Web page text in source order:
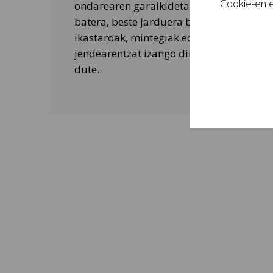
ondarearen garaikidetasuna
batera, beste jarduera batzuk ere egiten
ikastaroak, mintegiak edo tailer
jendearentzat izango dira eta bisitarien
dute.
Cookie-en